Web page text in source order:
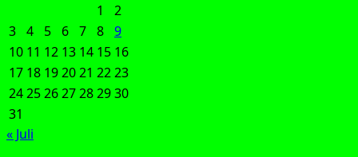
1
2
3 4 5 6 7 8 9
10 11 12 13 14 15 16
17 18 192021 2223
24252627282930
31
« Juli